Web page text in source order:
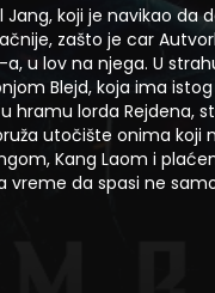
Jang, koji je navikao da
zašto je car
u lov na njega. U
Blejd, koja ima
hramu lorda Rejdena,
utočište onima koji
Kang Laom i
da spasi ne